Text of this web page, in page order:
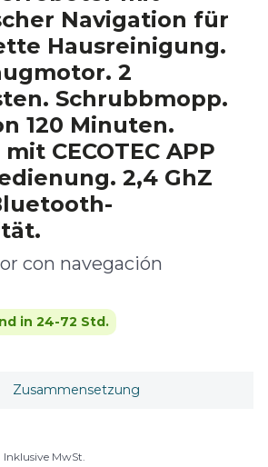
Navigation für
Hausreinigung.
2
Schrubbmopp.
120 Minuten.
CECOTEC APP
2,4 GhZ
con navegación
in 24-72 Std.
Zusammensetzung
Inklusive MwSt.